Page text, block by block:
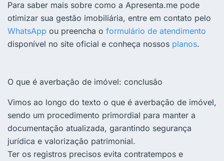
Para saber mais sobre como a Apresenta.me pode
otimizar sua gestão imobiliária, entre em contato pelo
WhatsApp ou preencha o formulário de atendimento
disponível no site oficial e conheça nossos planos.
O que é averbação de imóvel: conclusão
Vimos ao longo do texto o que é averbação de imóvel,
sendo um procedimento primordial para manter a
documentação atualizada, garantindo segurança
jurídica e valorização patrimonial.
Ter os registros precisos evita contratempos e